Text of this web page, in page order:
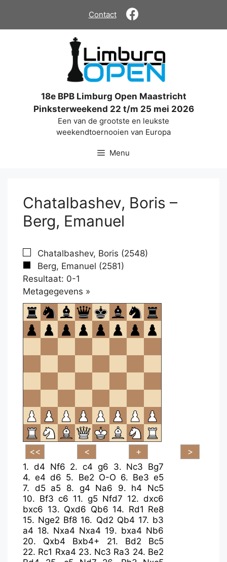
de
Contact
18e BPB Limburg Open Maastricht
Pinksterweekend 22 t/m 25 mei 2026
Een van de grootste en leukste
weekendtoernooien van Europa
Menu
Chatalbashev, Boris –
Berg, Emanuel
Chatalbashev, Boris (2548)
Berg, Emanuel (2581)
Resultaat: 0-1
Metagegevens »
om
te
openen.
1. d4 Nf6 2. c4 g6 3. Nc3 Bg7
4.e4 d6 5. Be2 O-O 6. Be3 e5
7. d5 a5 8. g4 Na6 9. h4
Nc5
10. Bf3 c6 11. g5 Nfd7 12. dxc6
bxc6 13. Qxd6 Qb6 14. Rd1 Re8
15. Nge2 Bf8 16. Qd2 Qb4 17. b3
a4 18. Nxa4 Nxa4 19. bxa4 Nb6
20. Qxb4 Bxb4+ 21. Bd2
Bc5
22. Rc1 Rxa4 23. Nc3 Ra3 24. Be2